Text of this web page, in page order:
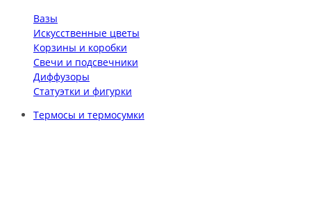
Вазы
Искусственные цветы
Корзины и коробки
Свечи и подсвечники
Диффузоры
Статуэтки и фигурки
Термосы и термосумки